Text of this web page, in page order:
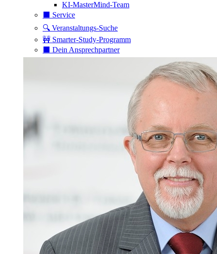
KI-MasterMind-Team
⬛️ Service
🔍 Veranstaltungs-Suche
🚧 Smarter-Study-Programm
⬛️ Dein Ansprechpartner